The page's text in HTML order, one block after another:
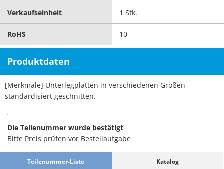
Verkaufseinheit 1 Stk.
RoHS 10
Produktdaten
[Merkmale] Unterlegplatten in verschiedenen Größen
standardisiert geschnitten.
Die Teilenummer wurde bestätigt
Bitte Preis prüfen vor Bestellaufgabe
Teilenummer-Liste Katalog